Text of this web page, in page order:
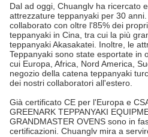
Dal ad oggi, Chuanglv ha ricercato
attrezzature teppanyaki per 30
collaborato con oltre l'85% dei
teppanyaki in Cina, tra cui la più
teppanyaki Akasakatei. Inoltre, le
Teppanyaki sono state esportate in
cui Europa, Africa, Nord America,
negozio della catena teppanyaki
dei nostri collaboratori all'estero.
Già certificato CE per l'Europa e
GREENARK TEPPANYAKI
GRANDMASTER OVENS sono in
certificazioni. Chuanglv mira a